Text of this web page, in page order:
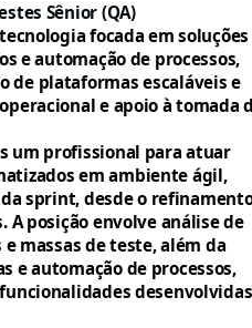
Sênior (QA)
focada em soluções
e automação de processos,
de plataformas escaláveis e
e apoio à tomada
um profissional para atuar
em ambiente ágil,
sprint, desde o
A posição envolve análise de
massas de teste, além da
e automação de processos,
desenvolvidas